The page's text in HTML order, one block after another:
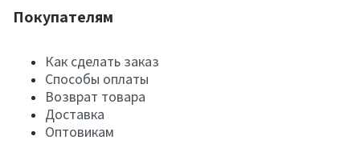
Покупателям
Как сделать заказ
Способы оплаты
Возврат товара
Доставка
Оптовикам